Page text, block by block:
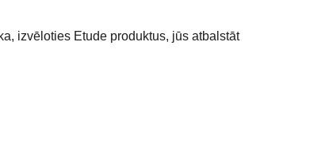
izvēloties Etude produktus, jūs atbalstāt